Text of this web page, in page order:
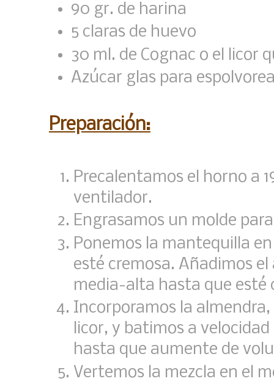
90 gr. de harina
5 claras de huevo
30 ml. de Cognac o el licor
Azúcar glas para
Preparación:
Precalentamos el horno a
ventilador.
Engrasamos un molde
Ponemos la mantequilla
esté cremosa. Añadimos
media-alta hasta que esté
Incorporamos la
licor, y batimos a
hasta que aumente de
Vertemos la mezcla en el